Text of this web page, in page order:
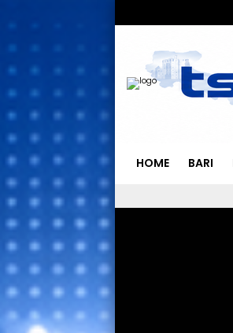
HOME BARI